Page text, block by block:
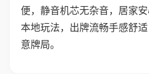
便，静音机芯无杂音，居家
本地玩法，出牌流畅手感舒
意牌局。